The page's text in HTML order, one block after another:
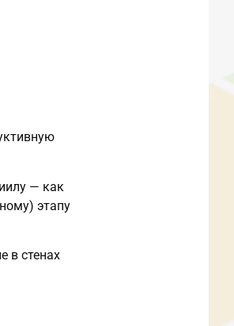
— как
этапу
в стенах